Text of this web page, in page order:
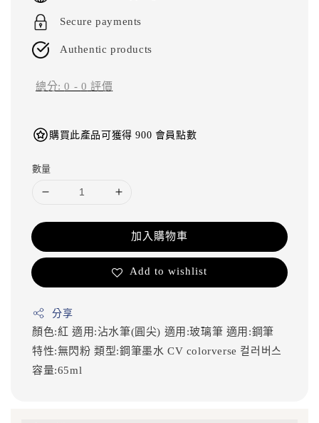
Secure payments
Authentic products
總分:0 - 0 評價
購買此產品可獲得 900 會員點數
數量
加入購物車
Add to wishlist
分享
顏色:紅 適用:沾水筆(圓尖) 適用:玻璃筆 適用:鋼筆
特性:無閃粉類型:鋼筆墨水CV colorverse 컬러버스
容量:65ml